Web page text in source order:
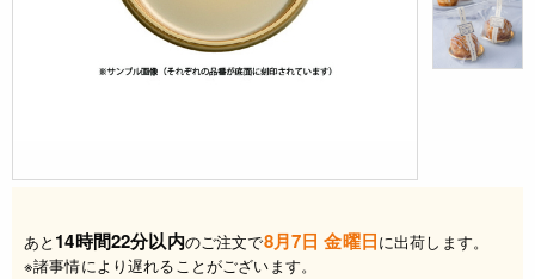
あと 14時間22分以内のご注文で8月7日 金曜日に出荷します。
※諸事情により遅れることがございます。